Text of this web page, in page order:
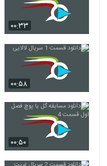
۰۰:۳۳
۰۰:۵۸
۰۰:۵۰